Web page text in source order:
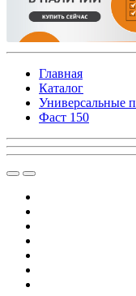
Главная
Каталог
Универсальные
Фаст 150